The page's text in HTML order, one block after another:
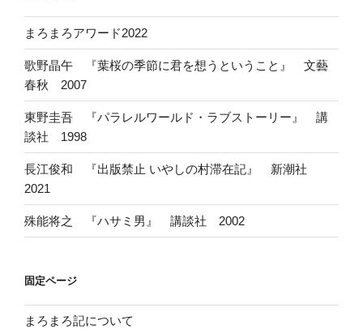
まろまろアワード2022
歌野晶午 『葉桜の季節に君を想うということ』 文藝
春秋 2007
東野圭吾 『パラレルワールド・ラブストーリー』 講
談社 1998
長江俊和 『出版禁止 いやしの村滞在記』 新潮社
2021
殊能将之 『ハサミ男』 講談社 2002
固定ページ
まろまろ記について